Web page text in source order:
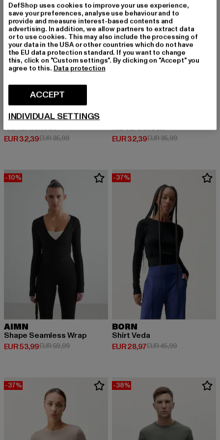
ESTELOU
Rib turtleneck
EUR 32,39
Derzeitiger Preis: EUR 32,39
EUR 35,99Aktionspreis: EUR 35,99
Rib turtleneck
EUR 32,39
Derzeitiger Preis: EUR 32,39
EUR 35,99Aktionspreis:
-10%
AIMN
Shape Seamless Wrap
EUR 53,99
Derzeitiger Preis: EUR 53,99
EUR 59,99Aktionspreis: EUR 59,99
-37%
BORN
Shirt Veda
EUR 28,97
Derzeitiger Preis: EUR 28,97
EUR 45,99Aktionspreis:
-37% -38%
DefShop uses cookies to improve your use experience,
save your preferences, analyse use behaviour and to
provide and measure interest-based contents and
advertising. In addition, we allow partners to extract data
or to use cookies. This may also include the processing of
your data in the USA or other countries which do not have
the EU data protection standard. If you want to change
this, click on "Custom settings". By clicking on "Accept" you
agree to this. Data protection
ACCEPT
INDIVIDUAL SETTINGS